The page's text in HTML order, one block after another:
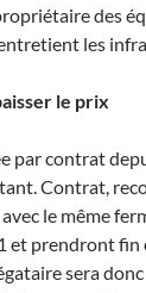
des
les
le prix
par contrat
Contrat,
le même
et prendront fin
sera